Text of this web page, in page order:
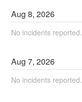
Aug8,2026
No incidents reported.
Aug7,2026
No incidents reported.